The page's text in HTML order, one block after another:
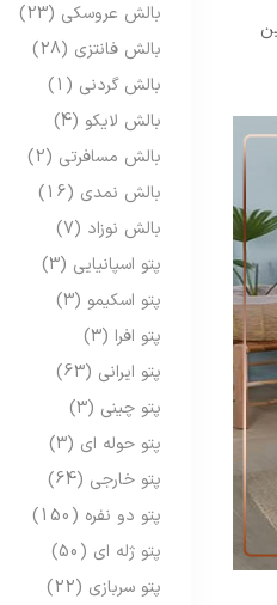
بالش عروسکی (23)
بالش فانتزی (28)
بالش گردنی (1)
بالش لایکو (4)
بالش مسافرتی (2)
بالش نمدی (16)
بالش نوزاد (7)
پتو اسپانیایی (3)
پتو اسکیمو (3)
پتو افرا (3)
پتو ایرانی (63)
پتو چینی (3)
پتو حوله ای (3)
پتو خارجی (64)
پتو دو نفره (150)
پتو ژله ای (50)
پتو سربازی (22)